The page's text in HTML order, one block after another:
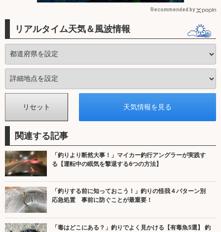
Recommended by
リアルタイム天気＆風波情報
関連する記事
「釣りより断然大事！」マイカー釣行アングラーが実践す
る【運転中の眠気を撃退する6つの方法】
「釣りする前に知っておこう！」釣りの怪我４パターン別
応急処置 事前に防ぐことが最重要！
「毒はどこにある？」釣りでよく見かける【有毒魚5選】 釣